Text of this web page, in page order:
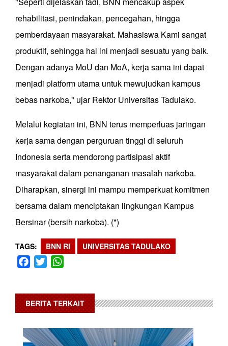
rehabilitasi, penindakan, pencegahan, hingga
pemberdayaan masyarakat. Mahasiswa Kami sangat
produktif, sehingga hal ini menjadi sesuatu yang baik.
Dengan adanya MoU dan MoA, kerja sama ini dapat
menjadi platform utama untuk mewujudkan kampus
bebas narkoba," ujar Rektor Universitas Tadulako.
Melalui kegiatan ini, BNN terus memperluas jaringan
kerja sama dengan perguruan tinggi di seluruh
Indonesia serta mendorong partisipasi aktif
masyarakat dalam penanganan masalah narkoba.
Diharapkan, sinergi ini mampu memperkuat komitmen
bersama dalam menciptakan lingkungan Kampus
Bersinar (bersih narkoba). (*)
TAGS BNN RI UNIVERSITAS TADULAKO
Facebook
Twitter
BERITA TERKAIT